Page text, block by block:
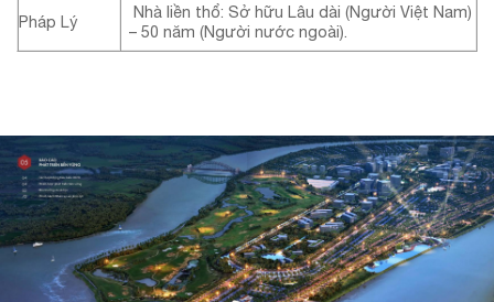
Pháp Lý
Nhà liền thổ: Sở hữu Lâu dài (Người Việt Nam)
– 50 năm (Người nước ngoài).